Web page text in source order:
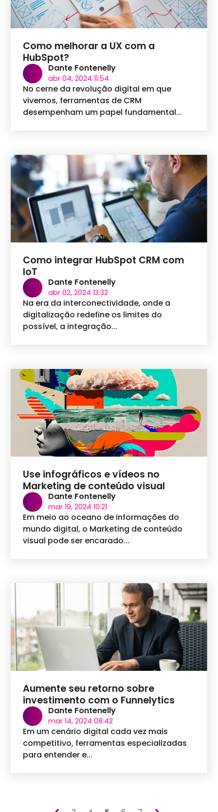
Como melhorar a UX com a
HubSpot?
Dante Fontenelly
abr 04, 2024 11:54
No cerne da revolução digital em que
vivemos, ferramentas de CRM
desempenham um papel fundamental...
Como integrar HubSpot CRM com
IoT
Dante Fontenelly
abr 02, 2024 13:32
Na era da interconectividade, onde a
digitalização redefine os limites do
possível, a integração...
Use infográficos e vídeos no
Marketing de conteúdo visual
Dante Fontenelly
mar 19, 2024 10:21
Em meio ao oceano de informações do
mundo digital, o Marketing de conteúdo
visual pode ser encarado...
Aumente seu retorno sobre
investimento com o Funnelytics
Dante Fontenelly
mar 14, 2024 08:42
Em um cenário digital cada vez mais
competitivo, ferramentas especializadas
para entender e...